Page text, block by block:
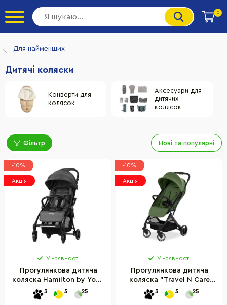
0
Для найменших
Дитячі коляски
Конверти для
колясок
Аксесуари для
дитячих
колясок
Фільтр Нові та популярні
-10%
Акція
У наявності
Прогулянкова дитяча
коляска Hamilton by Yoop
65474 XL, темно-сірий
3 5 25
-10%
Акція
У наявності
Прогулянкова дитяча
коляска "Travel N Care
Plus" Hauck 16027-5
зелений
3 5 25